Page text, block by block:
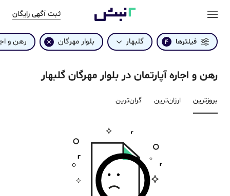
ثبت آگهی رایگان
فیلترها 4 گلبهار بلوار مهرگان رهن و
رهن و اجاره آپارتمان در بلوار مهرگان گلبهار
بروزترین‌ ارزان‌ترین گران‌ترین